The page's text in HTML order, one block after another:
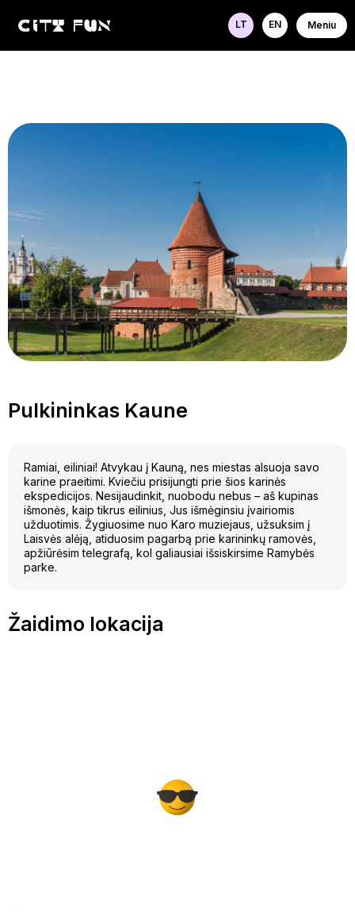
LT EN Meniu
Pulkininkas Kaune
Ramiai, eiliniai! Atvykau į Kauną, nes miestas alsuoja savo
karine praeitimi. Kviečiu prisijungti prie šios karinės
ekspedicijos. Nesijaudinkit, nuobodu nebus – aš kupinas
išmonės, kaip tikrus eilinius, Jus išmėginsiu įvairiomis
užduotimis. Žygiuosime nuo Karo muziejaus, užsuksim į
Laisvės alėją, atiduosim pagarbą prie karininkų ramovės,
apžiūrėsim telegrafą, kol galiausiai išsiskirsime Ramybės
parke.
Žaidimo lokacija